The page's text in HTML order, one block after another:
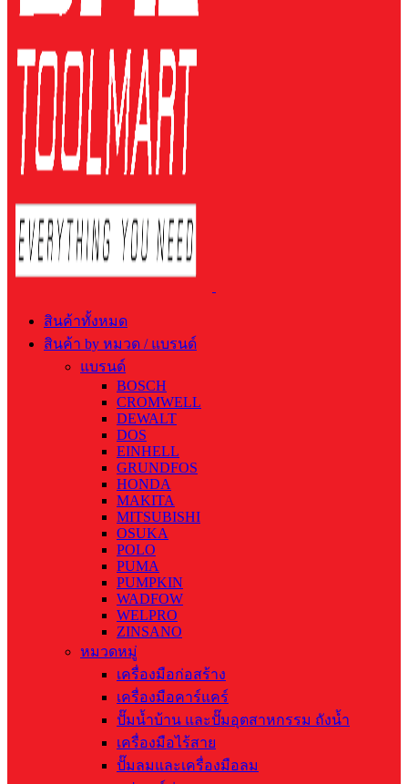
สินค้าทั้งหมด
สินค้า by หมวด / แบรนด์
แบรนด์
BOSCH
CROMWELL
DEWALT
DOS
EINHELL
GRUNDFOS
HONDA
MAKITA
MITSUBISHI
OSUKA
POLO
PUMA
PUMPKIN
WADFOW
WELPRO
ZINSANO
หมวดหมู่
เครื่องมือก่อสร้าง
เครื่องมือคาร์แคร์
ปั๊มน้ำบ้าน และปั๊มอุตสาหกรรม ถังน้ำ
เครื่องมือไร้สาย
ปั๊มลมและเครื่องมือลม